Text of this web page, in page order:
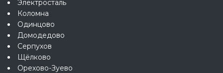
Электросталь
Коломна
Одинцово
Домодедово
Серпухов
Щёлково
Орехово-Зуево